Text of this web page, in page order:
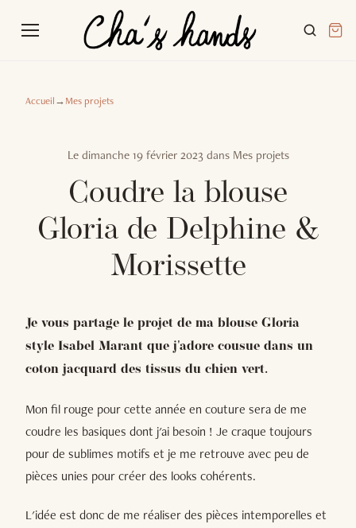
Accueil→Mes projets
Le dimanche 19 février 2023dans Mes projets
Coudre la blouse
Gloria de Delphine &
Morissette
Je vous partage le projet de ma blouse Gloria
style Isabel Marant que j'adore cousue dans un
coton jacquard des tissus du chien vert.
Mon fil rouge pour cette année en couture sera de me
coudre les basiques dont j'ai besoin ! Je craque toujours
pour de sublimes motifs et je me retrouve avec peu de
pièces unies pour créer des looks cohérents.
L'idée est donc de me réaliser des pièces intemporelles et